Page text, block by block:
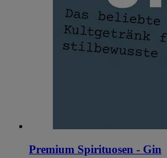
Premium Spirituosen - Gin